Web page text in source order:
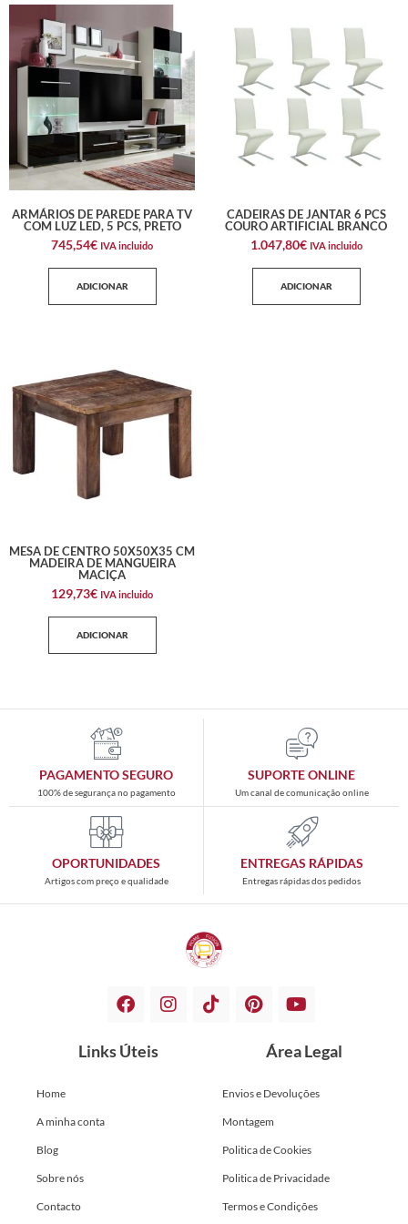
ARMÁRIOS DE PAREDE PARA TV
COM LUZ LED, 5 PCS, PRETO
745,54€ IVA incluido
ADICIONAR
CADEIRAS DE JANTAR 6 PCS
COURO ARTIFICIAL BRANCO
1.047,80€ IVA incluido
ADICIONAR
MESA DE CENTRO 50X50X35 CM
MADEIRA DE MANGUEIRA
MACIÇA
129,73€ IVA incluido
ADICIONAR
PAGAMENTO SEGURO
100% de segurança no pagamento
SUPORTE ONLINE
Um canal de comunicação online
OPORTUNIDADES
Artigos com preço e qualidade
ENTREGAS RÁPIDAS
Entregas rápidas dos pedidos
Links Úteis
Home
A minha conta
Blog
Sobre nós
Contacto
Área Legal
Envios e Devoluções
Montagem
Politica de Cookies
Politica de Privacidade
Termos e Condições